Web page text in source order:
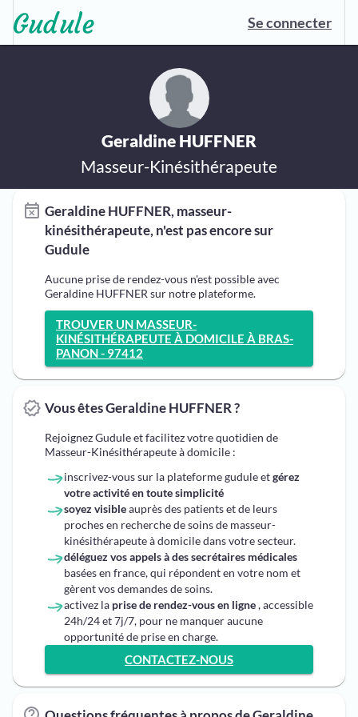
Se connecter
Geraldine HUFFNER
Masseur-Kinésithérapeute
Geraldine HUFFNER, masseur-
kinésithérapeute, n'est pas encore sur
Gudule
Aucune prise de rendez-vous n'est possible avec
Geraldine HUFFNER sur notre plateforme.
TROUVER UN MASSEUR-
KINÉSITHÉRAPEUTE À DOMICILE À BRAS-
PANON - 97412
Vous êtes Geraldine HUFFNER ?
Rejoignez Gudule et facilitez votre quotidien de
Masseur-Kinésithérapeute à domicile :
inscrivez-vous sur la plateforme gudule etgérez
votre activité en toute simplicité
soyez visibleauprès des patients et de leurs
proches en recherche de soins de masseur-
kinésithérapeute à domicile dans votre secteur.
déléguez vos appels à des secrétaires médicales
basées en france, qui répondent en votre nom et
gèrent vos demandes de soins.
activez la prise de rendez-vous en ligne, accessible
24h/24 et 7j/7, pour ne manquer aucune
opportunité de prise en charge.
CONTACTEZ-NOUS